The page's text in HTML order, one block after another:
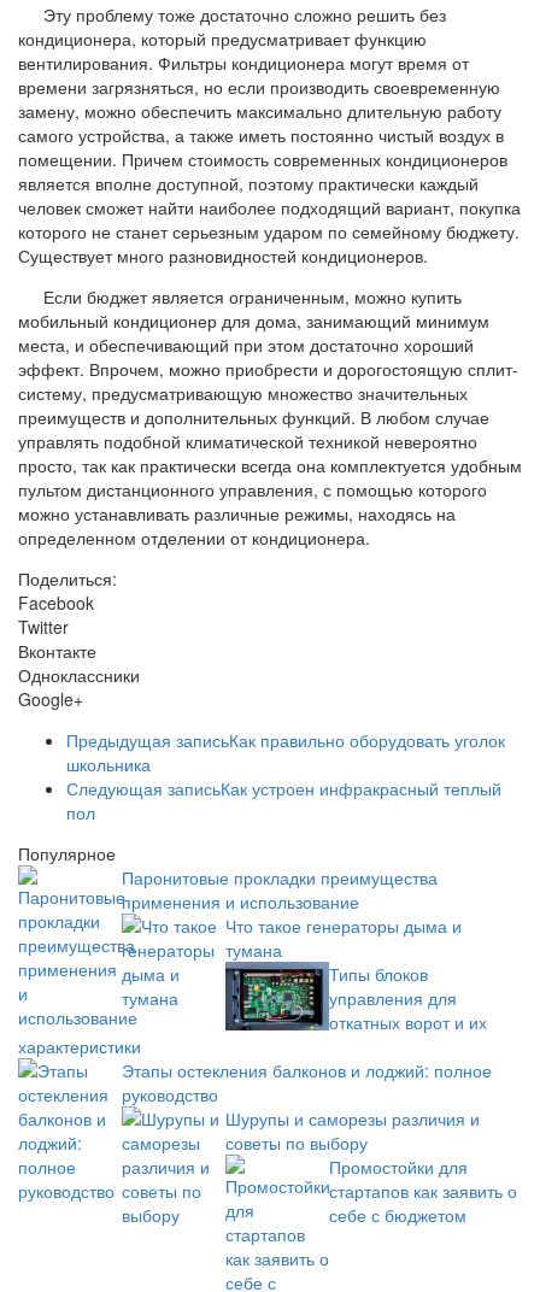
Эту проблему тоже достаточно сложно решить без
кондиционера, который предусматривает функцию
вентилирования. Фильтры кондиционера могут время от
времени загрязняться, но если производить своевременную
замену, можно обеспечить максимально длительную работу
самого устройства, а также иметь постоянно чистый воздух в
помещении. Причем стоимость современных кондиционеров
является вполне доступной, поэтому практически каждый
человек сможет найти наиболее подходящий вариант, покупка
которого не станет серьезным ударом по семейному бюджету.
Существует много разновидностей кондиционеров.
Если бюджет является ограниченным, можно купить
мобильный кондиционер для дома, занимающий минимум
места, и обеспечивающий при этом достаточно хороший
эффект. Впрочем, можно приобрести и дорогостоящую сплит-
систему, предусматривающую множество значительных
преимуществ и дополнительных функций. В любом случае
управлять подобной климатической техникой невероятно
просто, так как практически всегда она комплектуется удобным
пультом дистанционного управления, с помощью которого
можно устанавливать различные режимы, находясь на
определенном отделении от кондиционера.
Поделиться:
Facebook
Twitter
Вконтакте
Одноклассники
Google+
Предыдущая записьКак правильно оборудовать уголок
школьника
Следующая записьКак устроен инфракрасный теплый
пол
Популярное
Паронитовые прокладки преимущества
применения и использование
Что такое генераторы дыма и
тумана
Типы блоков
управления для
откатных ворот и их
характеристики
Этапы остекления балконов и лоджий: полное
руководство
Шурупы и саморезы различия и
советы по выбору
Промостойки для
стартапов как заявить о
себе с бюджетом